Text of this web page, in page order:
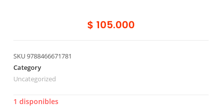
$ 105.000
SKU9788466671781
Category
Uncategorized
1 disponibles